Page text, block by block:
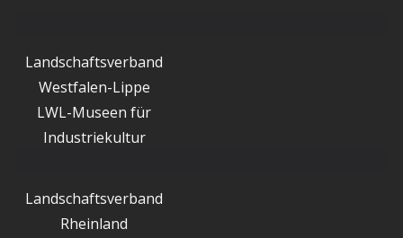
Landschaftsverband
Westfalen-Lippe
LWL-Museen für
Industriekultur
Landschaftsverband
Rheinland